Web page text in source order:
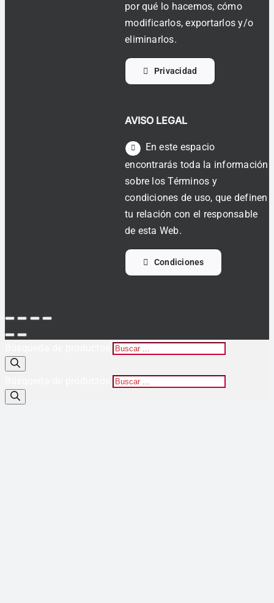
por qué lo hacemos, cómo
modificarlos, exportarlos y/o
eliminarlos.
Privacidad
AVISO LEGAL
En este espacio
encontrarás toda la información
sobre los Términos y
condiciones de uso, que definen
tu relación con el responsable
de esta Web.
Condiciones